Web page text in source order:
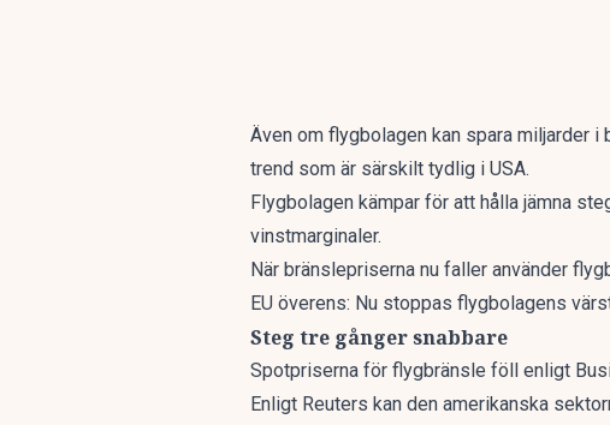
Även om flygbolagen kan spara miljarder
trend som är särskilt tydlig i USA.
Flygbolagen kämpar för att hålla jämna
vinstmarginaler.
När bränslepriserna nu faller använder
EU överens: Nu stoppas flygbolagens
Steg tre gånger snabbare
Spotpriserna för flygbränsle föll enligt
Enligt Reuters kan den amerikanska